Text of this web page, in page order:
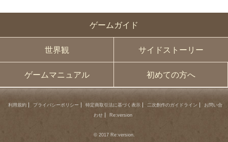
ゲームガイド
世界観 サイドストーリー
ゲームマニュアル 初めての方へ
利用規約 プライバシーポリシー 特定商取引法に基づく表示 二次創作のガイドライン
お問い合
わせ
Re:version
© 2017 Re:version.